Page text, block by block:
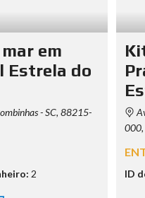
em
Estrela do
- SC, 88215-
2
000,
ID